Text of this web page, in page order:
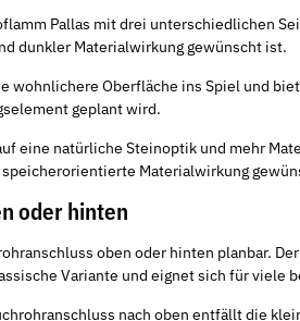
Pallas mit drei unterschiedlichen
dunkler Materialwirkung gewünscht ist.
wohnlichere Oberfläche ins Spiel und
geplant wird.
eine natürliche Steinoptik und mehr
Materialwirkung
oder hinten
oben oder hinten planbar.
Variante und eignet sich für viele
nach oben entfällt die